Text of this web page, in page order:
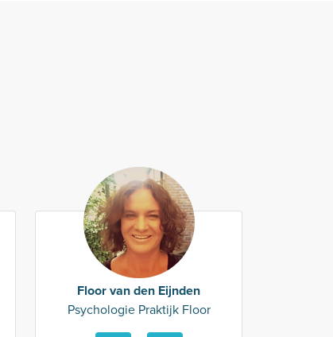
Floor van den Eijnden
Psychologie Praktijk Floor